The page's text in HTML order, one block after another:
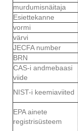
murdumisnäitaja
Esiettekanne
vormi
värvi
JECFA number
BRN
CAS-i andmebaasi
viide
NIST-i keemiaviited
EPA ainete
registrisüsteem